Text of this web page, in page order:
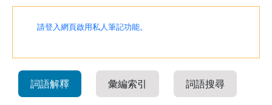
請登入網頁啟用私人筆記功能。
詞語解釋 彙編索引 詞語搜尋